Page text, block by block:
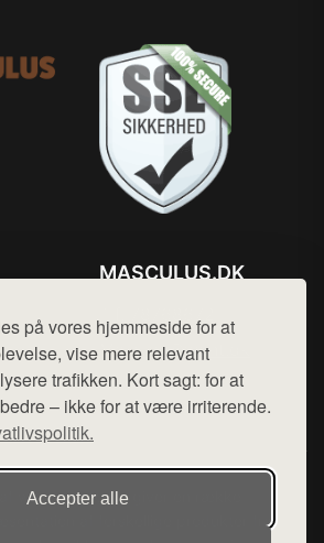
på vores hjemmeside for at
vise mere relevant
trafikken. Kort sagt: for at
– ikke for at være irriterende.
Accepter alle
MASCULUS.DK
Mail: hej@want.dk
Cookie- og privatlivspolitik
af want.dk, der udgiver en række
af forskellige produkter fra